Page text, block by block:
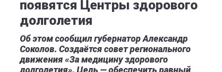
появятся Центры здорового
долголетия
Об этом сообщил губернатор Александр
Соколов. Создаётся совет регионального
движения «За медицину здорового
долголетия». Цель — обеспечить равный